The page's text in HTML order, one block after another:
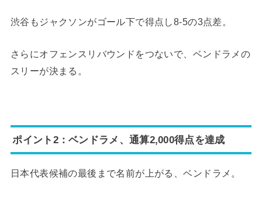
渋谷もジャクソンがゴール下で得点し8-5の3点差。
さらにオフェンスリバウンドをつないで、ベンドラメの
スリーが決まる。
ポイント2：ベンドラメ、通算2,000得点を達成
日本代表候補の最後まで名前が上がる、ベンドラメ。